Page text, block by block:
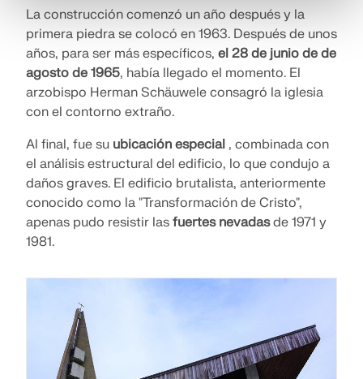
La construcción comenzó un año después y la
primera piedra se colocó en 1963. Después de unos
años, para ser más específicos, el 28 de junio de de
agosto de 1965, había llegado el momento. El
arzobispo Herman Schäuwele consagró la iglesia
con el contorno extraño.
Al final, fue su ubicación especial , combinada con
el análisis estructural del edificio, lo que condujo a
daños graves. El edificio brutalista, anteriormente
conocido como la "Transformación de Cristo",
apenas pudo resistir las fuertes nevadasde 1971 y
1981.